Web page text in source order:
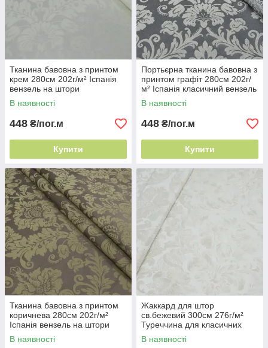
Тканина бавовна з принтом
крем 280см 202г/м² Іспанія
вензель на штори
В наявності
448 ₴/пог.м
Купити
Портьєрна тканина бавовна з
принтом графіт 280см 202г/
м² Іспанія класичний вензель
В наявності
448 ₴/пог.м
Купити
Тканина бавовна з принтом
коричнева 280см 202г/м²
Іспанія вензель на штори
В наявності
Жаккард для штор
св.бежевий 300см 276г/м²
Туреччина для класичних
інтер'єрів
В наявності